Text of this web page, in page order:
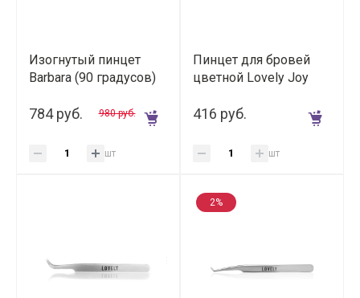
Изогнутый пинцет
Barbara (90 градусов)
784 руб. 980 руб.
шт
Пинцет для бровей
цветной Lovely Joy
416 руб.
шт
2%